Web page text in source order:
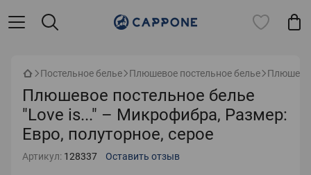
Постельное белье Плюшевое постельное белье
Плюшевое постельное белье
"Love is..." – Микрофибра, Размер:
Евро, полуторное, серое
Артикул: 128337 Оставить отзыв